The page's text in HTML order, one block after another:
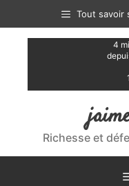
contenu
Tout savoir
4
Richesse et